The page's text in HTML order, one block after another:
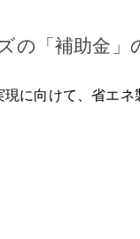
の「補助金」
に向けて、省エネ